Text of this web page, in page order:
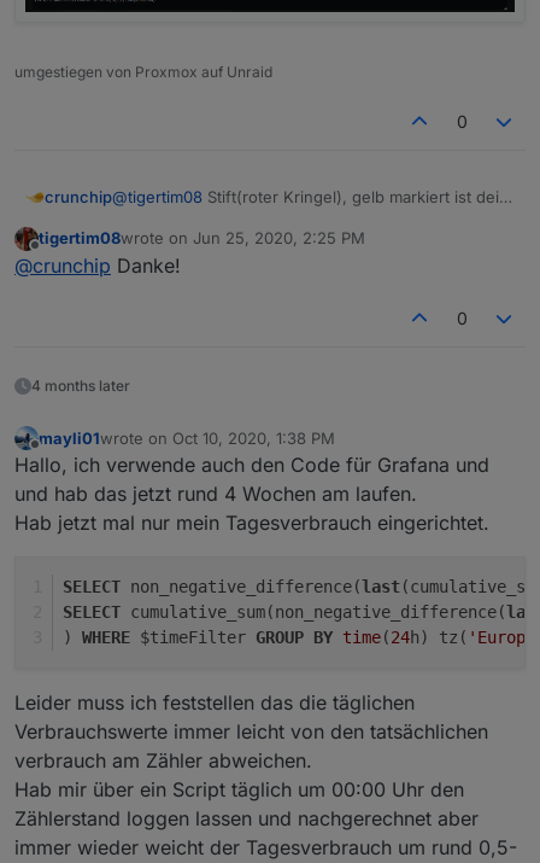
umgestiegen von Proxmox auf Unraid
0
crunchip@tigertim08 Stift(roter Kringel), gelb markiert ist dein
tigertim08wrote on Jun 25, 2020, 2:25 PM
last edited by
@crunchip Danke!
0
4 months later
Offline
mayli01wrote on Oct 10, 2020, 1:38 PM
last edited by
Hallo, ich verwende auch den Code für Grafana und
und hab das jetzt rund 4 Wochen am laufen.
Hab jetzt mal nur mein Tagesverbrauch eingerichtet.
SELECT non_negative_difference(last
SELECT cumulative_sum(non_negative_difference(
) WHERE $timeFilter GROUP BY time(24h) tz(
Leider muss ich feststellen das die täglichen
Verbrauchswerte immer leicht von den tatsächlichen
verbrauch am Zähler abweichen.
Hab mir über ein Script täglich um 00:00 Uhr den
Zählerstand loggen lassen und nachgerechnet aber
immer wieder weicht der Tagesverbrauch um rund 0,5-